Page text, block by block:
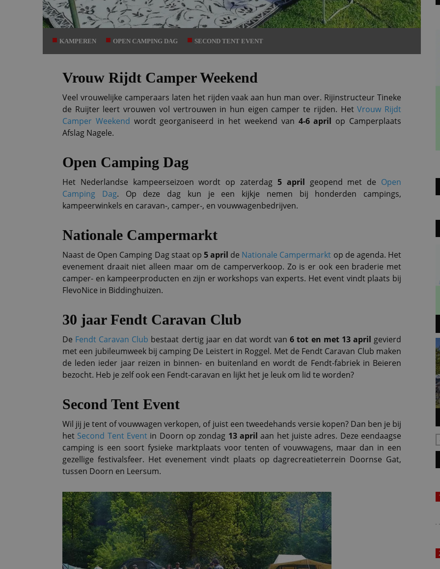
KAMPEREN OPEN CAMPING DAG SECOND TENT EVENT
Vrouw Rijdt Camper Weekend
Veel vrouwelijke camperaars laten het rijden vaak aan hun man over. Rijinstructeur Tineke
de Ruijter leert vrouwen vol vertrouwen in hun eigen camper te rijden. HetVrouw Rijdt
Camper Weekend wordt georganiseerd in het weekend van 4-6 april op Camperplaats
Afslag Nagele.
Open Camping Dag
Het Nederlandse kampeerseizoen wordt op zaterdag 5 april geopend met de Open
Camping Dag. Op deze dag kun je een kijkje nemen bij honderden campings,
kampeerwinkels en caravan-, camper-, en vouwwagenbedrijven.
Nationale Campermarkt
Naast de Open Camping Dag staat op 5 april de Nationale Campermarkt op de agenda. Het
evenement draait niet alleen maar om de camperverkoop. Zo is er ook een braderie met
camper- en kampeerproducten en zijn er workshops van experts. Het event vindt plaats bij
FlevoNice in Biddinghuizen.
30 jaar Fendt Caravan Club
De Fendt Caravan Club bestaat dertig jaar en dat wordt van6 tot en met 13 april gevierd
met een jubileumweek bij camping De Leistert in Roggel. Met de Fendt Caravan Club maken
de leden ieder jaar reizen in binnen- en buitenland en wordt de Fendt-fabriek in Beieren
bezocht. Heb je zelf ook een Fendt-caravan en lijkt het je leuk om lid te worden?
Second Tent Event
Wil jij je tent of vouwwagen verkopen, of juist een tweedehands versie kopen? Dan ben je bij
het Second Tent Event in Doorn op zondag 13 april aan het juiste adres. Deze eendaagse
camping is een soort fysieke marktplaats voor tenten of vouwwagens, maar dan in een
gezellige festivalsfeer. Het evenement vindt plaats op dagrecreatieterrein Doornse Gat,
tussen Doorn en Leersum.